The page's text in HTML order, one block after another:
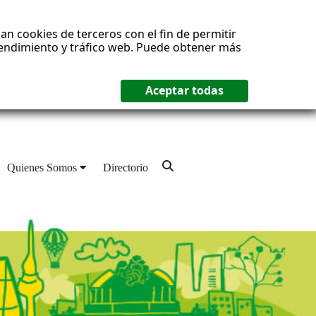
cookies de terceros con el fin de permitir
y tráfico web. Puede obtener más
Quienes Somos Directorio